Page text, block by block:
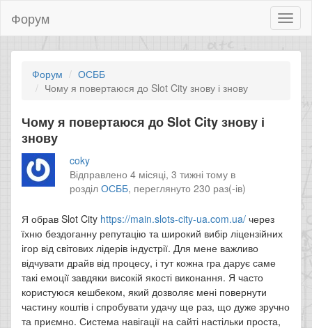
Форум
Форум
ОСББ
Чому я повертаюся до Slot City знову і знову
Чому я повертаюся до Slot City знову і
знову
coky
Відправлено 4 місяці, 3 тижні тому в
розділОСББ, переглянуто 230 раз(-ів)
Я обрав Slot City https://main.slots-city-ua.com.ua/ через
їхню бездоганну репутацію та широкий вибір ліцензійних
ігор від світових лідерів індустрії. Для мене важливо
відчувати драйв від процесу, і тут кожна гра дарує саме
такі емоції завдяки високій якості виконання. Я часто
користуюся кешбеком, який дозволяє мені повернути
частину коштів і спробувати удачу ще раз, що дуже зручно
та приємно. Система навігації на сайті настільки проста,